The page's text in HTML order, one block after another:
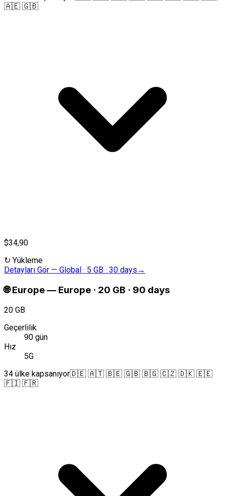
🇦🇪 🇬🇧
$34,90
↻ Yükleme
Detayları Gör — Global · 5 GB · 30 days →
🌐 Europe— Europe · 20 GB · 90 days
20 GB
Geçerlilik
90 gün
Hız
5G
34 ülke kapsanıyor🇩🇪 🇦🇹 🇧🇪 🇬🇧 🇧🇬 🇨🇿 🇩🇰 🇪🇪
🇫🇮 🇫🇷